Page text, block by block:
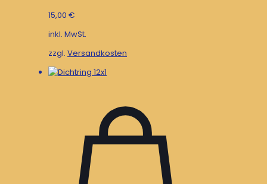
15,00 €
inkl. MwSt.
zzgl. Versandkosten